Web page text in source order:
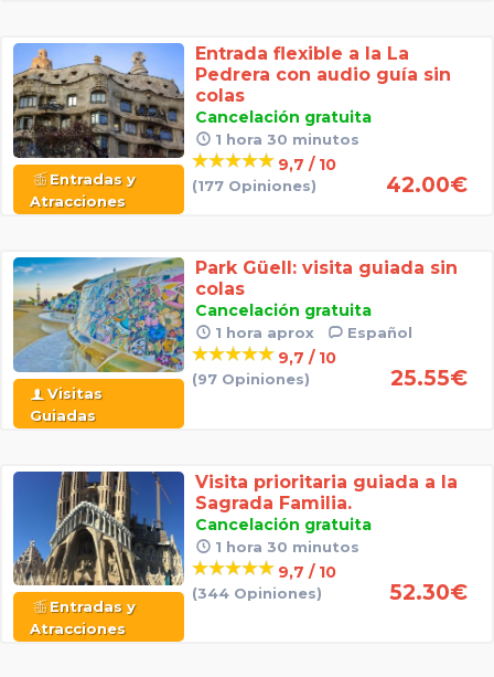
Entradas y
Atracciones
Entrada flexible a la La
Pedrera con audio guía sin
colas
Cancelación gratuita
1 hora 30 minutos
9,7 / 10
(177 Opiniones) 42.00€
Visitas
Guiadas
Park Güell: visita guiada sin
colas
Cancelación gratuita
1 hora aprox Español
9,7 / 10
(97 Opiniones) 25.55€
Entradas y
Atracciones
Visita prioritaria guiada a la
Sagrada Familia.
Cancelación gratuita
1 hora 30 minutos
9,7 / 10
(344 Opiniones) 52.30€